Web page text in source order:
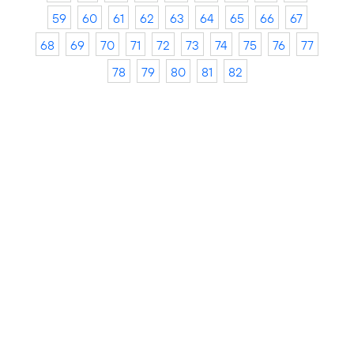
59
60 61 62 63 64 65 66
67
68
69 70 71 72 73 74 75 76
77
78
79 80 81 82